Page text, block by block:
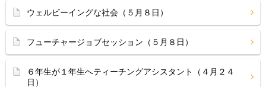
ウェルビーイングな社会（５月８日）
フューチャージョブセッション（５月８日）
６年生が１年生へティーチングアシスタント（４月２４
日）